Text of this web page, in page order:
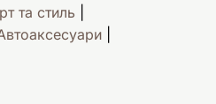
та стиль